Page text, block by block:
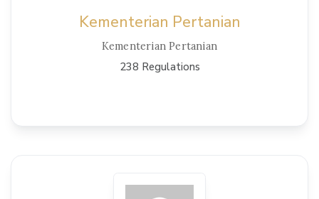
Kementerian Pertanian
Kementerian Pertanian
238 Regulations
View Details